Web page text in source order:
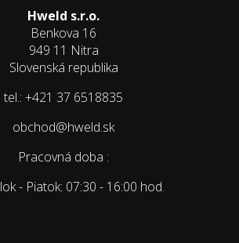
Hweld s.r.o.
Benkova 16
949 11 Nitra
Slovenská republika
tel.: +421 37 6518835
obchod@hweld.sk
Pracovná doba :
- Piatok: 07:30 - 16:00 hod.